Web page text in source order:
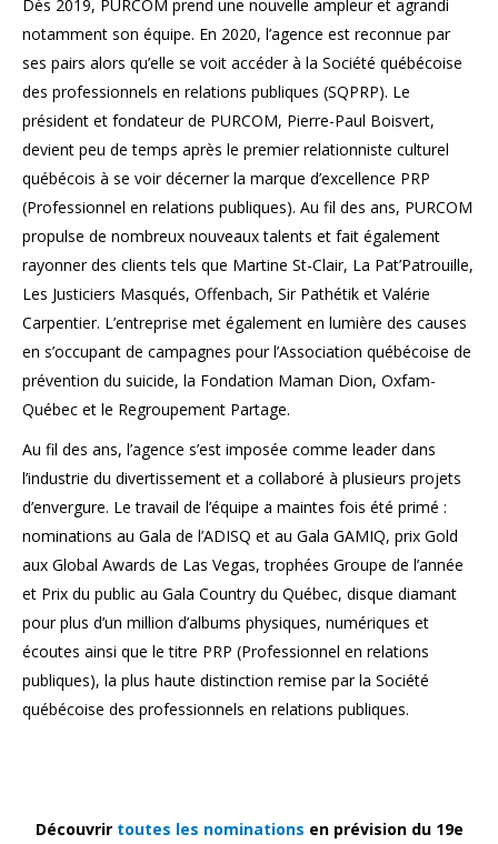
Dès 2019, PURCOM prend une nouvelle ampleur et agrandi
notamment son équipe. En 2020, l’agence est reconnue par
ses pairs alors qu’elle se voit accéder à la Société québécoise
des professionnels en relations publiques (SQPRP). Le
président et fondateur de PURCOM, Pierre-Paul Boisvert,
devient peu de temps après le premier relationniste culturel
québécois à se voir décerner la marque d’excellence PRP
(Professionnel en relations publiques). Au fil des ans, PURCOM
propulse de nombreux nouveaux talents et fait également
rayonner des clients tels que Martine St-Clair, La Pat’Patrouille,
Les Justiciers Masqués, Offenbach, Sir Pathétik et Valérie
Carpentier. L’entreprise met également en lumière des causes
en s’occupant de campagnes pour l’Association québécoise de
prévention du suicide, la Fondation Maman Dion, Oxfam-
Québec et le Regroupement Partage.
Au fil des ans, l’agence s’est imposée comme leader dans
l’industrie du divertissement et a collaboré à plusieurs projets
d’envergure. Le travail de l’équipe a maintes fois été primé :
nominations au Gala de l’ADISQ et au Gala GAMIQ, prix Gold
aux Global Awards de Las Vegas, trophées Groupe de l’année
et Prix du public au Gala Country du Québec, disque diamant
pour plus d’un million d’albums physiques, numériques et
écoutes ainsi que le titre PRP (Professionnel en relations
publiques), la plus haute distinction remise par la Société
québécoise des professionnels en relations publiques.
Découvrir toutes les nominations en prévision du 19e